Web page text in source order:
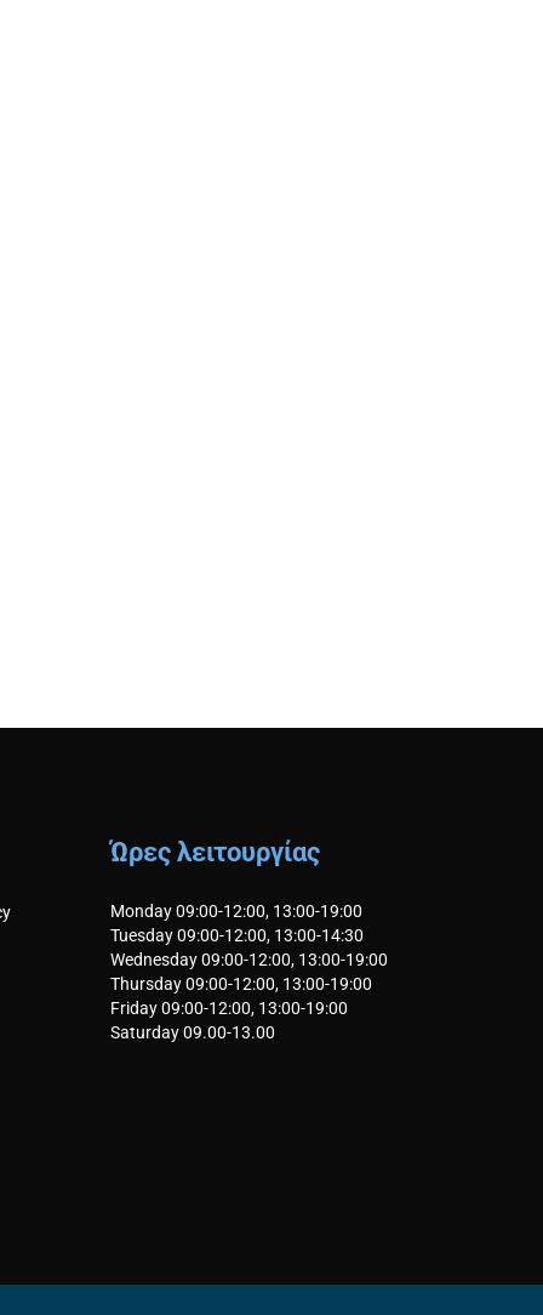
Ώρες λειτουργίας
Monday 09:00-12:00, 13:00-19:00
Tuesday 09:00-12:00, 13:00-14:30
Wednesday 09:00-12:00, 13:00-19:00
Thursday 09:00-12:00, 13:00-19:00
Friday 09:00-12:00, 13:00-19:00
Saturday 09.00-13.00